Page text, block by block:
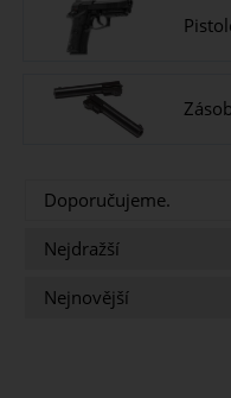
Doporučujeme.
Nejdražší
Nejnovější